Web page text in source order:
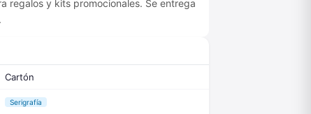
regalos y kits promocionales. Se entrega
Cartón
Serigrafía